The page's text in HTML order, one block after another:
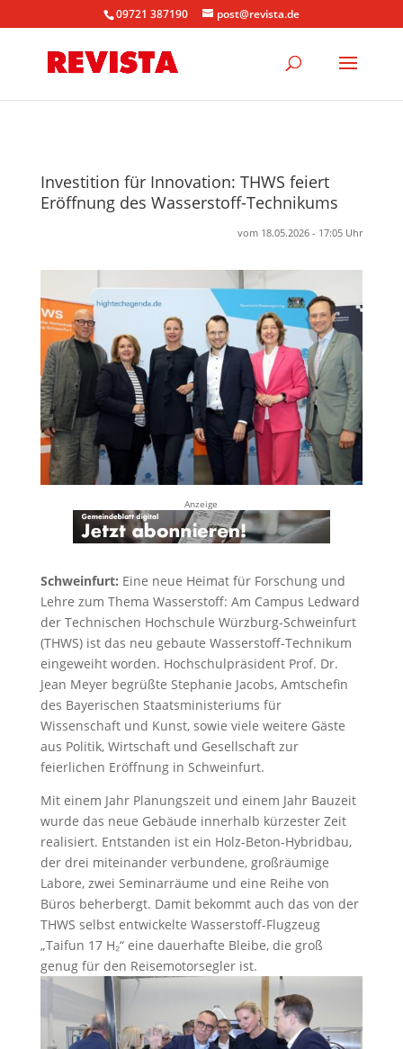
09721 387190 post@revista.de
Investition für Innovation: THWS feiert
Eröffnung des Wasserstoff-Technikums
vom 18.05.2026 - 17:05 Uhr
Anzeige
Schweinfurt: Eine neue Heimat für Forschung und
Lehre zum Thema Wasserstoff: Am Campus Ledward
der Technischen Hochschule Würzburg-Schweinfurt
(THWS) ist das neu gebaute Wasserstoff-Technikum
eingeweiht worden. Hochschulpräsident Prof. Dr.
Jean Meyer begrüßte Stephanie Jacobs, Amtschefin
des Bayerischen Staatsministeriums für
Wissenschaft und Kunst, sowie viele weitere Gäste
aus Politik, Wirtschaft und Gesellschaft zur
feierlichen Eröffnung in Schweinfurt.
Mit einem Jahr Planungszeit und einem Jahr Bauzeit
wurde das neue Gebäude innerhalb kürzester Zeit
realisiert. Entstanden ist ein Holz-Beton-Hybridbau,
der drei miteinander verbundene, großräumige
Labore, zwei Seminarräume und eine Reihe von
Büros beherbergt. Damit bekommt auch das von der
THWS selbst entwickelte Wasserstoff-Flugzeug
„Taifun 17 H₂“ eine dauerhafte Bleibe, die groß
genug für den Reisemotorsegler ist.